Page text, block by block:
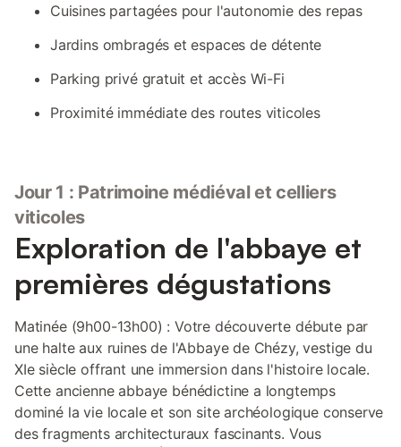
Cuisines partagées pour l'autonomie des repas
Jardins ombragés et espaces de détente
Parking privé gratuit et accès Wi-Fi
Proximité immédiate des routes viticoles
Jour 1 : Patrimoine médiéval et celliers
viticoles
Exploration de l'abbaye et
premières dégustations
Matinée (9h00-13h00) : Votre découverte débute par
une halte aux ruines de l'Abbaye de Chézy, vestige du
XIe siècle offrant une immersion dans l'histoire locale.
Cette ancienne abbaye bénédictine a longtemps
dominé la vie locale et son site archéologique conserve
des fragments architecturaux fascinants. Vous